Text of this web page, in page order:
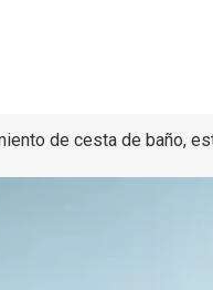
de cesta de baño,